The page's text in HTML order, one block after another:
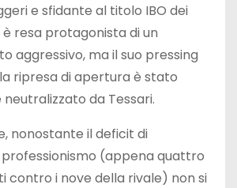
e sfidante al titolo IBO dei
resa protagonista di un
aggressivo, ma il suo pressing
ripresa di apertura è stato
da Tessari.
nonostante il deficit di
(appena quattro
contro i nove della rivale) non si